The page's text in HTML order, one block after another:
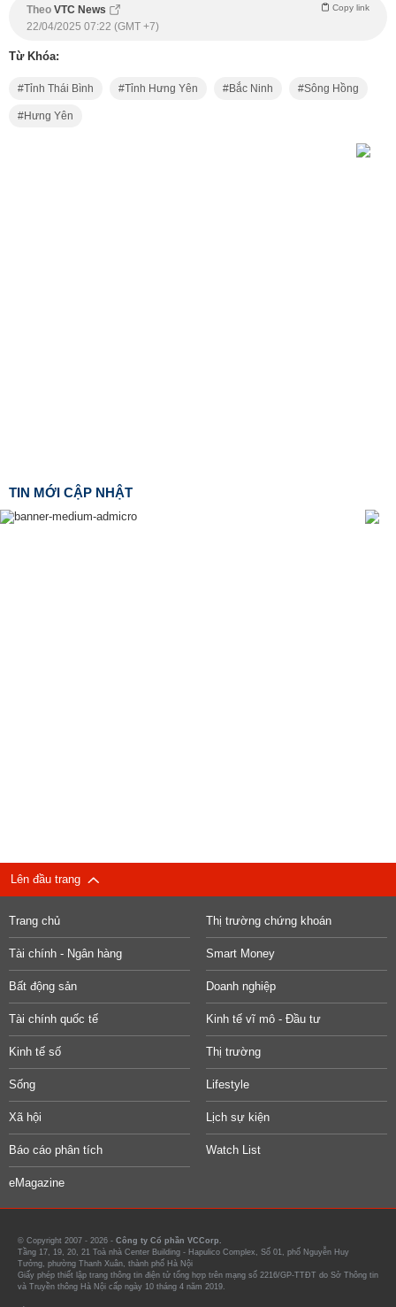
Theo VTC News Copy link
22/04/2025 07:22 (GMT +7)
Từ Khóa:
Tỉnh Thái Bình Tỉnh Hưng Yên Bắc Ninh Sông Hồng
Hưng Yên
TIN MỚI CẬP NHẬT
Lên đầu trang
Trang chủ Thị trường chứng khoán
Tài chính - Ngân hàng Smart Money
Bất động sản Doanh nghiệp
Tài chính quốc tế Kinh tế vĩ mô - Đầu tư
Kinh tế số Thị trường
Sống Lifestyle
Xã hội Lịch sự kiện
Báo cáo phân tích Watch List
eMagazine
© Copyright 2007 - 2026 - Công ty Cổ phần VCCorp.
Tầng 17, 19, 20, 21 Toà nhà Center Building - Hapulico Complex, Số 01, phố Nguyễn Huy
Tưởng, phường Thanh Xuân, thành phố Hà Nội
Giấy phép thiết lập trang thông tin điện tử tổng hợp trên mạng số 2216/GP-TTĐT do Sở Thông tin
và Truyền thông Hà Nội cấp ngày 10 tháng 4 năm 2019.